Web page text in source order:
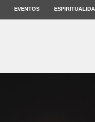
EVENTOS